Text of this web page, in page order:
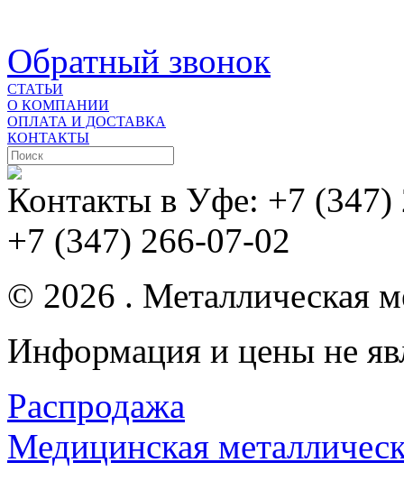
Обратный звонок
СТАТЬИ
О КОМПАНИИ
ОПЛАТА И ДОСТАВКА
КОНТАКТЫ
Контакты в Уфе: +7 (347)
+7 (347) 266-07-02
© 2026 . Металлическая
Информация и цены не
Распродажа
Медицинская